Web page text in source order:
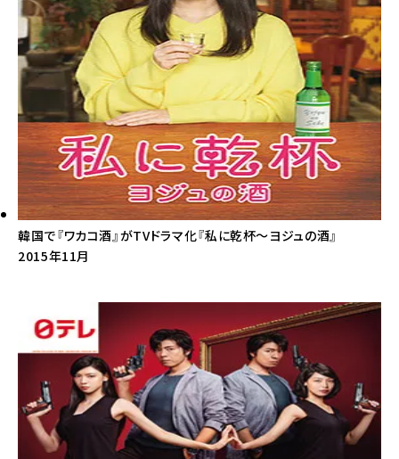
韓国で『ワカコ酒』がTVドラマ化『私に乾杯～ヨジュの酒』
2015年11月